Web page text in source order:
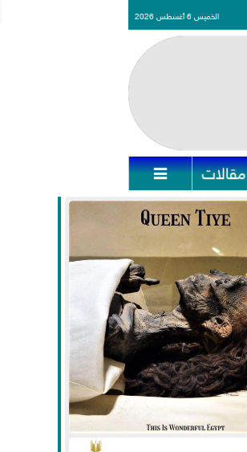
الخميس 6 أغسطس 2026
مقالات 